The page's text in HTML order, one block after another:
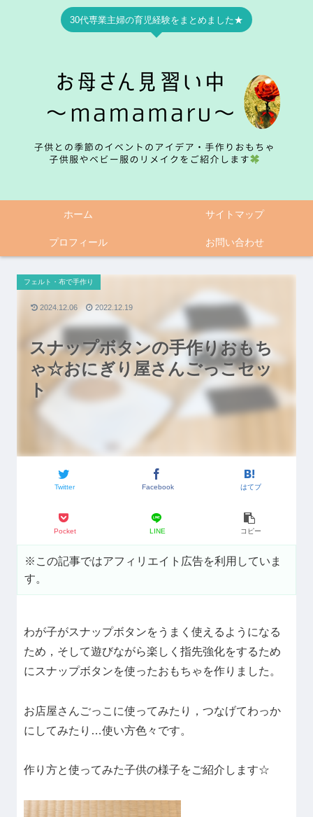
30代専業主婦の育児経験をまとめました★
ホーム サイトマップ
プロフィール お問い合わせ
スナップボタンの手作りおもち
ゃ☆おにぎり屋さんごっこセッ
ト
フェルト・布で手作り
Twitter Facebook はてブ
Pocket LINE コピー
2024.12.06 2022.12.19
※この記事ではアフィリエイト広告を利用していま
す。
わが子がスナップボタンをうまく使えるようになる
ため，そして遊びながら楽しく指先強化をするため
にスナップボタンを使ったおもちゃを作りました。
お店屋さんごっこに使ってみたり，つなげてわっか
にしてみたり…使い方色々です。
作り方と使ってみた子供の様子をご紹介します☆